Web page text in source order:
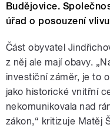
Budějovice.
úřad o posouzení
Část obyvatel
z něj ale mají obavy.
investiční záměr, je to
jako historické vnitřní
nekomunikovala nad
zákon,“ kritizuje Matěj